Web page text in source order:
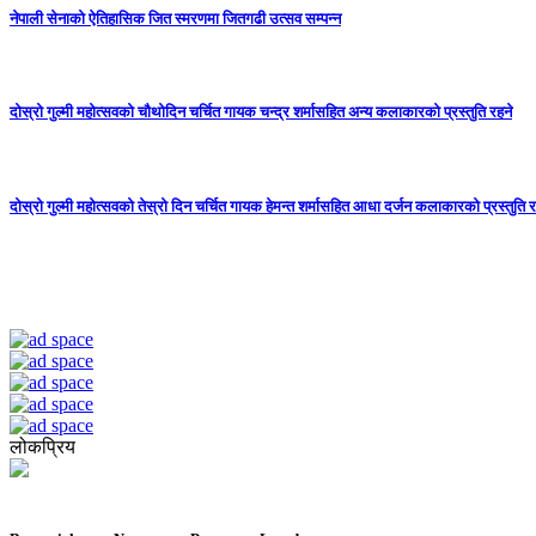
नेपाली सेनाको ऐतिहासिक जित स्मरणमा जितगढी उत्सव सम्पन्न
दोस्रो गुल्मी महोत्सवको चौथोदिन चर्चित गायक चन्द्र शर्मासहित अन्य कलाकारको प्रस्तुति रहने
दोस्रो गुल्मी महोत्सवको तेस्रो दिन चर्चित गायक हेमन्त शर्मासहित आधा दर्जन कलाकारको प्रस्तुति
लोकप्रिय